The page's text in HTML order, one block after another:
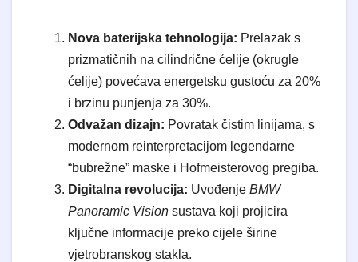
Nova baterijska tehnologija: Prelazak s
prizmatičnih na cilindrične ćelije (okrugle
ćelije) povećava energetsku gustoću za 20%
i brzinu punjenja za 30%.
Odvažan dizajn: Povratak čistim linijama, s
modernom reinterpretacijom legendarne
“bubrežne” maske i Hofmeisterovog pregiba.
Digitalna revolucija: Uvođenje BMW
Panoramic Vision sustava koji projicira
ključne informacije preko cijele širine
vjetrobranskog stakla.